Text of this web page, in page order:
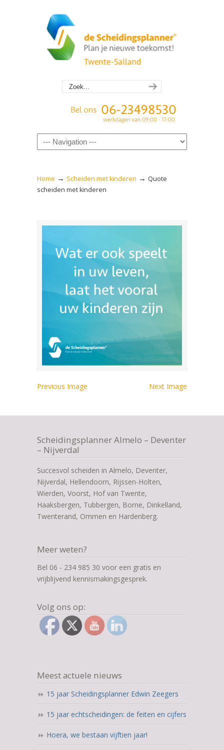
Navigation
Home → Scheiden met kinderen → Quote
scheiden met kinderen
Previous Image Next Image
Scheidingsplanner Almelo – Deventer
– Nijverdal
Succesvol scheiden in Almelo, Deventer,
Nijverdal, Hellendoorn, Rijssen-Holten,
Wierden, Voorst, Hof van Twente,
Haaksbergen, Tubbergen, Borne, Dinkelland,
Twenterand, Ommen en Hardenberg.
Meer weten?
Bel 06 - 234 985 30 voor een gratis en
vrijblijvend kennismakingsgesprek.
Volg ons op:
Meest actuele nieuws
15 jaar Scheidingsplanner Edwin Zeegers
15 jaar echtscheidingen: de feiten en cijfers
Hoera, we bestaan vijftien jaar!